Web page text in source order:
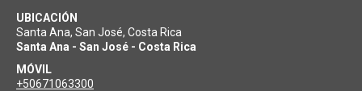
UBICACIÓN
Santa Ana, San José, Costa Rica
Santa Ana - San José - Costa Rica
MÓVIL
+50671063300